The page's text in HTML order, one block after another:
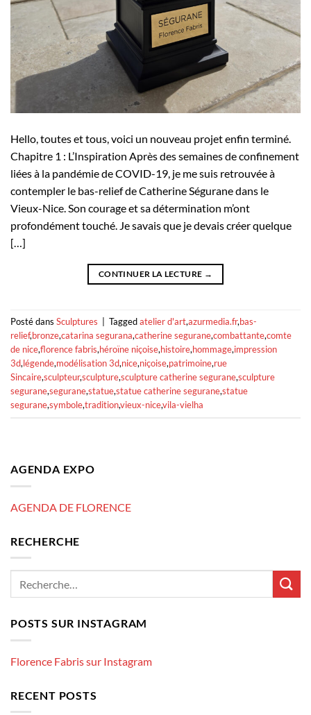
Hello, toutes et tous, voici un nouveau projet enfin terminé.
Chapitre 1 : L’Inspiration Après des semaines de confinement
liées à la pandémie de COVID-19, je me suis retrouvée à
contempler le bas-relief de Catherine Ségurane dans le
Vieux-Nice. Son courage et sa détermination m’ont
profondément touché. Je savais que je devais créer quelque
[…]
CONTINUER LA LECTURE →
Posté dans Sculptures Taggedatelier d'art,azurmedia.fr,bas-
relief,bronze,catarina segurana,catherine segurane,combattante,comte
de nice,florence fabris,héroïne niçoise,histoire,hommage,impression
3d,légende,modélisation 3d,nice,niçoise,patrimoine,rue
Sincaire,sculpteur,sculpture,sculpture catherine segurane,sculpture
segurane,segurane,statue,statue catherine segurane,statue
segurane,symbole,tradition,vieux-nice,vila-vielha
AGENDA EXPO
AGENDA DE FLORENCE
RECHERCHE
POSTS SUR INSTAGRAM
Florence Fabris sur Instagram
RECENT POSTS